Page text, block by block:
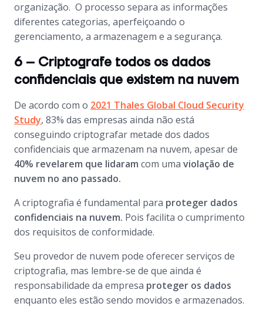
organização. O processo separa as informações
diferentes categorias, aperfeiçoando o
gerenciamento, a armazenagem e a segurança.
6 – Criptografe todos os dados
confidenciais que existem na nuvem
De acordo com o 2021 Thales Global Cloud Security
Study, 83% das empresas ainda não está
conseguindo criptografar metade dos dados
confidenciais que armazenam na nuvem, apesar de
40% revelarem que lidaram com uma violação de
nuvem no ano passado.
A criptografia é fundamental para proteger dados
confidenciais na nuvem. Pois facilita o cumprimento
dos requisitos de conformidade.
Seu provedor de nuvem pode oferecer serviços de
criptografia, mas lembre-se de que ainda é
responsabilidade da empresa proteger os dados
enquanto eles estão sendo movidos e armazenados.